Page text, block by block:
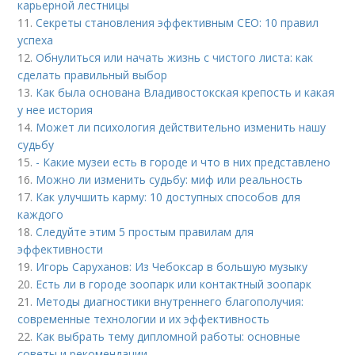
карьерной лестницы
11.Секреты становления эффективным CEO: 10 правил
успеха
12.Обнулиться или начать жизнь с чистого листа: как
сделать правильный выбор
13. Как была основана Владивостокская крепость и какая
у нее история
14. Может ли психология действительно изменить нашу
судьбу
15. - Какие музеи есть в городе и что в них представлено
16. Можно ли изменить судьбу: миф или реальность
17. Как улучшить карму: 10 доступных способов для
каждого
18.Следуйте этим 5 простым правилам для
эффективности
19. Игорь Саруханов: Из Чебоксар в большую музыку
20. Есть ли в городе зоопарк или контактный зоопарк
21. Методы диагностики внутреннего благополучия:
современные технологии и их эффективность
22. Как выбрать тему дипломной работы: основные